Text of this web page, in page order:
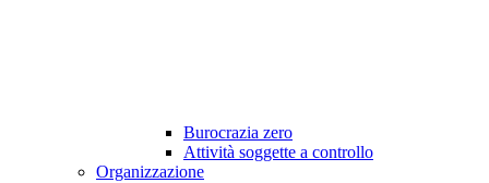
Burocrazia zero
Attività soggette a controllo
Organizzazione